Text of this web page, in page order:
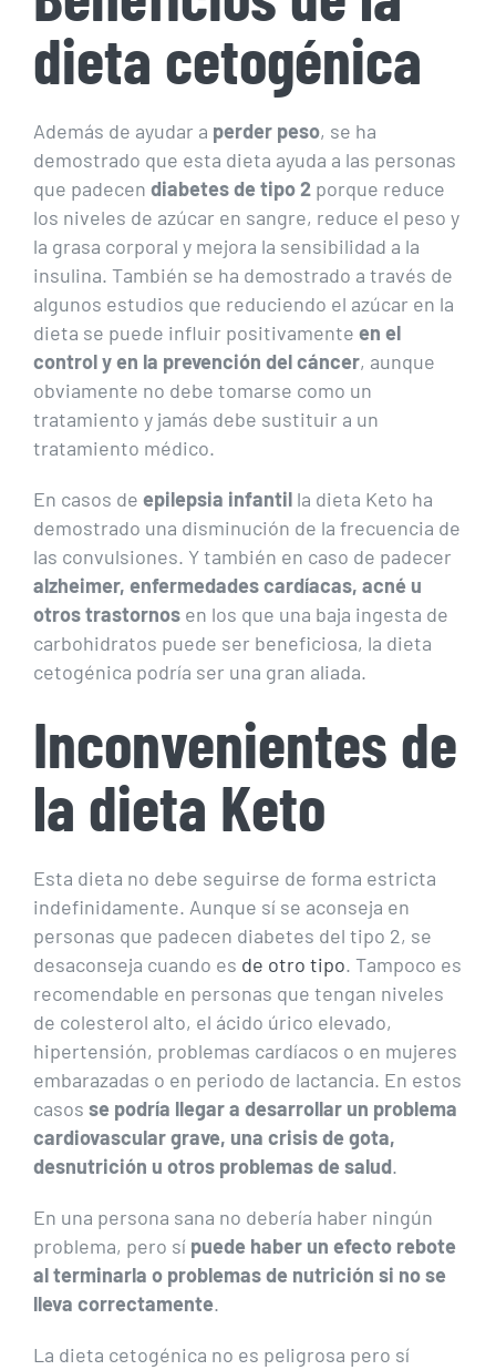
dieta cetogénica
Además de ayudar a perder peso, se ha
demostrado que esta dieta ayuda a las personas
que padecen diabetes de tipo 2 porque reduce
los niveles de azúcar en sangre, reduce el peso y
la grasa corporal y mejora la sensibilidad a la
insulina. También se ha demostrado a través de
algunos estudios que reduciendo el azúcar en la
dieta se puede influir positivamente en el
control y en la prevención del cáncer, aunque
obviamente no debe tomarse como un
tratamiento y jamás debe sustituir a un
tratamiento médico.
En casos de epilepsia infantil la dieta Keto ha
demostrado una disminución de la frecuencia de
las convulsiones. Y también en caso de padecer
alzheimer, enfermedades cardíacas, acné u
otros trastornos en los que una baja ingesta de
carbohidratos puede ser beneficiosa, la dieta
cetogénica podría ser una gran aliada.
Inconvenientes de
la dieta Keto
Esta dieta no debe seguirse de forma estricta
indefinidamente. Aunque sí se aconseja en
personas que padecen diabetes del tipo 2, se
desaconseja cuando es de otro tipo. Tampoco es
recomendable en personas que tengan niveles
de colesterol alto, el ácido úrico elevado,
hipertensión, problemas cardíacos o en mujeres
embarazadas o en periodo de lactancia. En estos
casos se podría llegar a desarrollar un problema
cardiovascular grave, una crisis de gota,
desnutrición u otros problemas de salud.
En una persona sana no debería haber ningún
problema, pero sí puede haber un efecto rebote
al terminarla o problemas de nutrición si no se
lleva correctamente.
La dieta cetogénica no es peligrosa pero sí